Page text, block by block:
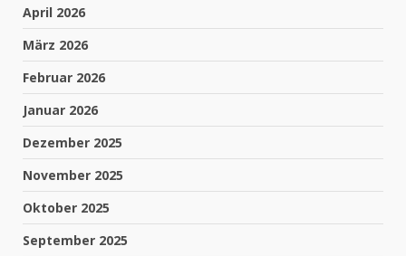
April 2026
März 2026
Februar 2026
Januar 2026
Dezember 2025
November 2025
Oktober 2025
September 2025